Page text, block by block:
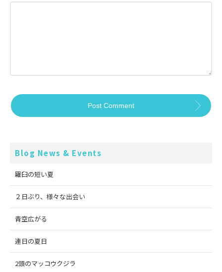
Blog News & Events
羅臼の短い夏
２日ぶり、様々な出会い
青空広がる
連日の夏日
2頭のマッコウクジラ